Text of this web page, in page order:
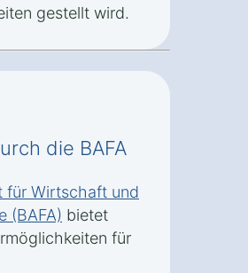
gestellt wird.
die BAFA
für Wirtschaft und
(BAFA) bietet
für